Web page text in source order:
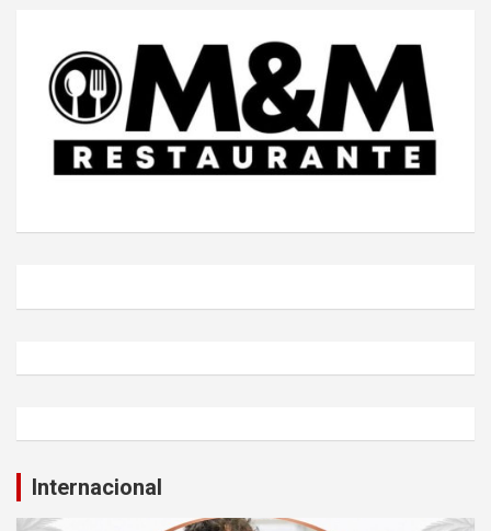
Internacional